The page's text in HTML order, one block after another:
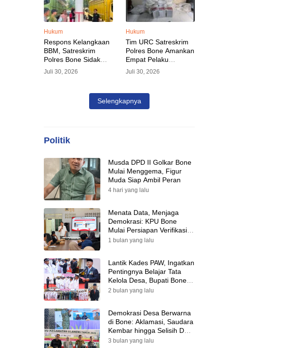
Hukum
Respons Kelangkaan
BBM, Satreskrim
Polres Bone Sidak
SPBU dan Pangkalan
LPG, AKP Alvin Aji
SPBU Agar Distribusi
BBM Tepat Sasaran
Juli 30, 2026
Hukum
Tim URC Satreskrim
Polres Bone Amankan
Empat Pelaku
Pencurian Aset PLN,
Kerugian Ditaksir
Juli 30, 2026
Selengkapnya
Politik
Musda DPD II Golkar Bone
Mulai Menggema, Figur
Muda Siap Ambil Peran
4 hari yang lalu
Menata Data, Menjaga
Demokrasi: KPU Bone
Mulai Persiapan Verifikasi
Partai Politik Menuju Pemilu
1 bulan yang lalu
Lantik Kades PAW, Ingatkan
Pentingnya Belajar Tata
Kelola Desa, Bupati Bone:
Tak Ada Lagi Kubu,
2 bulan yang lalu
Demokrasi Desa Berwarna
di Bone: Aklamasi, Saudara
Kembar hingga Selisih Dua
Suara Warnai Pilkades PAW
3 bulan yang lalu